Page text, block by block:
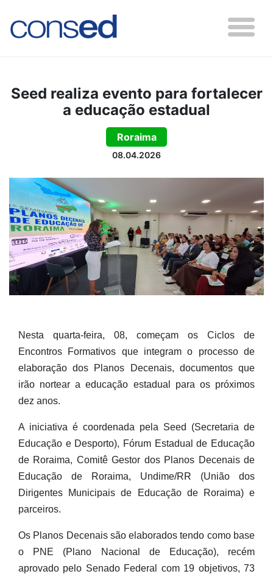
Seed realiza evento para fortalecer
a educação estadual
Roraima
08.04.2026
Nesta quarta-feira, 08, começam os Ciclos de
Encontros Formativos que integram o processo de
elaboração dos Planos Decenais, documentos que
irão nortear a educação estadual para os próximos
dez anos.
A iniciativa é coordenada pela Seed (Secretaria de
Educação e Desporto), Fórum Estadual de Educação
de Roraima, Comitê Gestor dos Planos Decenais de
Educação de Roraima, Undime/RR (União dos
Dirigentes Municipais de Educação de Roraima) e
parceiros.
Os Planos Decenais são elaborados tendo como base
o PNE (Plano Nacional de Educação), recém
aprovado pelo Senado Federal com 19 objetivos, 73